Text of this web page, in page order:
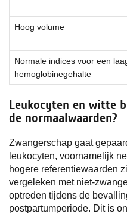
Hoog volume
Normale indices voor een
hemoglobinegehalte
Leukocyten en witte
de normaalwaarden?
Zwangerschap gaat
leukocyten, voornamelijk
hogere referentiewaarden
vergeleken met niet-
optreden tijdens de
postpartumperiode. Dit is